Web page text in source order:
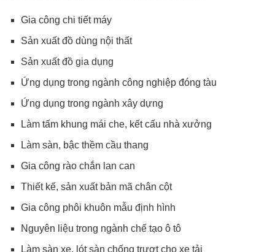
Gia công chi tiết máy
Sản xuất đồ dùng nội thất
Sản xuất đồ gia dụng
Ứng dụng trong ngành công nghiệp đóng tàu
Ứng dụng trong ngành xây dựng
Làm tấm khung mái che, kết cấu nhà xưởng
Làm sàn, bậc thềm cầu thang
Gia công rào chắn lan can
Thiết kế, sản xuất bản mã chân cột
Gia công phôi khuôn mẫu định hình
Nguyên liệu trong ngành chế tạo ô tô
Làm sàn xe, lót sàn chống trượt cho xe tải